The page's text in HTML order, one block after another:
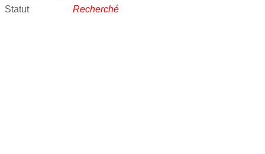
Statut
Recherché